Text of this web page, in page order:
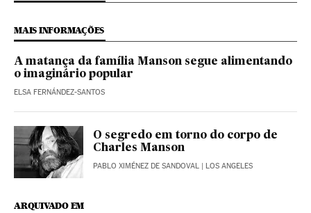
MAIS INFORMAÇÕES
A matança da família Manson segue alimentando
o imaginário popular
ELSA FERNÁNDEZ-SANTOS
O segredo em torno do corpo de
Charles Manson
PABLO XIMÉNEZ DE SANDOVAL | LOS ANGELES
ARQUIVADO EM